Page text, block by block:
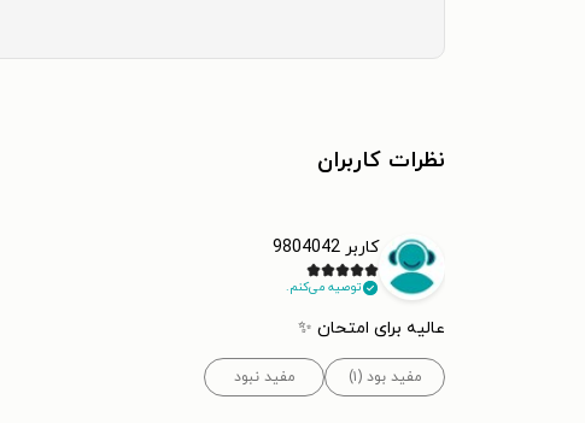
نظرات کاربران
کاربر 9804042
توصیه می‌کنم.
عالیه برای امتحان ✨
مفید بود (۱) مفید نبود